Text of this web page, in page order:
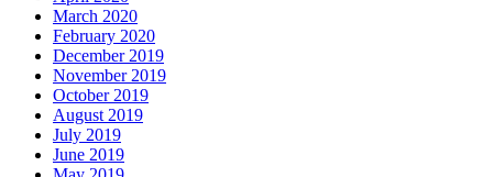
March 2020
February 2020
December 2019
November 2019
October 2019
August 2019
July 2019
June 2019